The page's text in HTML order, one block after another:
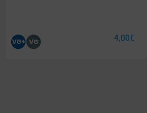
4,00€